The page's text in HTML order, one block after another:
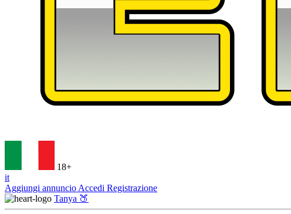
18+
it
Aggiungi annuncio Accedi Registrazione
Tanya 🍑